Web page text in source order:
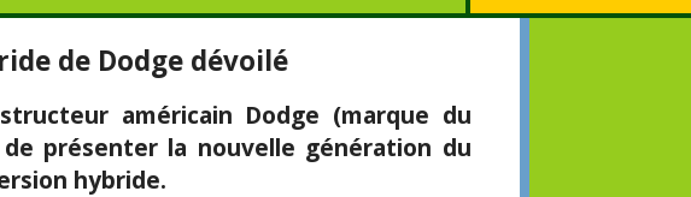
de Dodge dévoilé
américain Dodge (marque du
présenter la nouvelle génération du
hybride.